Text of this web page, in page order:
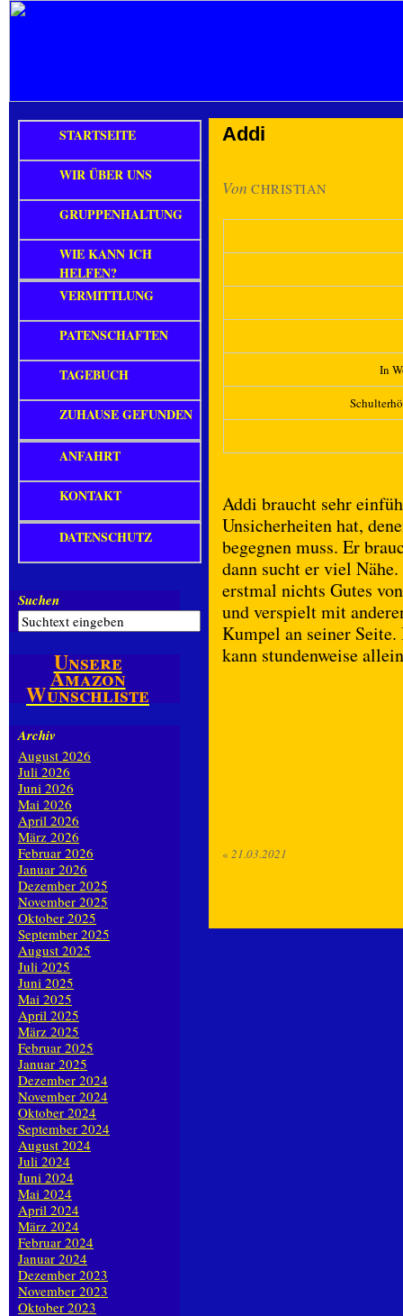
Addi
Von CHRISTIAN
In
Addi braucht sehr
Unsicherheiten hat,
begegnen muss. Er
dann sucht er viel
erstmal nichts Gutes
und verspielt mit
Kumpel an seiner
kann stundenweise
« 21.03.2021
STARTSEITE
WIR ÜBER UNS
GRUPPENHALTUNG
WIE KANN ICH
HELFEN?
VERMITTLUNG
PATENSCHAFTEN
TAGEBUCH
ZUHAUSE GEFUNDEN
ANFAHRT
KONTAKT
DATENSCHUTZ
Suchen
Unsere
Amazon
Wunschliste
Archiv
August 2026
Juli 2026
Juni 2026
Mai 2026
April 2026
März 2026
Februar 2026
Januar 2026
Dezember 2025
November 2025
Oktober 2025
September 2025
August 2025
Juli 2025
Juni 2025
Mai 2025
April 2025
März 2025
Februar 2025
Januar 2025
Dezember 2024
November 2024
Oktober 2024
September 2024
August 2024
Juli 2024
Juni 2024
Mai 2024
April 2024
März 2024
Februar 2024
Januar 2024
Dezember 2023
November 2023
Oktober 2023